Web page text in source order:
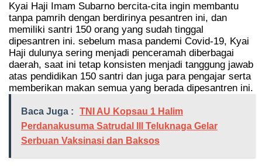
Kyai Haji Imam Subarno bercita-cita ingin membantu
tanpa pamrih dengan berdirinya pesantren ini, dan
memiliki santri 150 orang yang sudah tinggal
dipesantren ini. sebelum masa pandemi Covid-19, Kyai
Haji dulunya sering menjadi penceramah diberbagai
daerah, saat ini tetap konsisten menjadi tanggung jawab
atas pendidikan 150 santri dan juga para pengajar serta
memberikan makan semua yang berada dipesantren ini.
Baca Juga :
TNI AU Kopsau 1 Halim
Perdanakusuma Satrudal lll Teluknaga Gelar
Serbuan Vaksinasi dan Baksos